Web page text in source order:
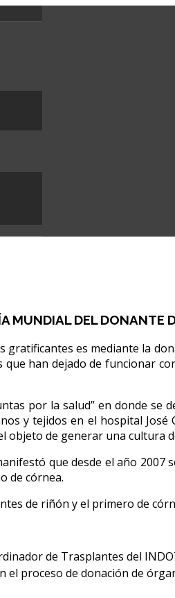
MUNDIAL DEL DONANTE
gratificantes es mediante la
han dejado de funcionar
por la salud” en donde
y tejidos en el hospital
objeto de generar una cultura
que desde el año
de córnea.
de riñón y el primero de
de Trasplantes del
el proceso de donación de